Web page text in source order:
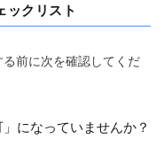
ックリスト
前に次を確認してくだ
になっていませんか？